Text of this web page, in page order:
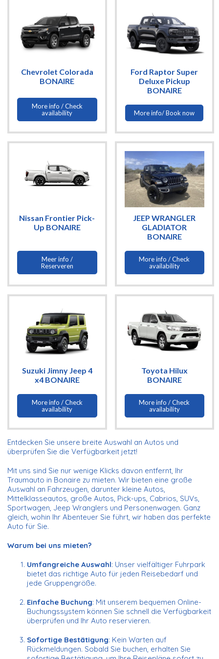
Chevrolet Colorada
BONAIRE
More info / Check
availability
Ford Raptor Super
Deluxe Pickup
BONAIRE
More info/ Book now
Nissan Frontier Pick-
Up BONAIRE
Meer info /
Reserveren
JEEP WRANGLER
GLADIATOR
BONAIRE
More info / Check
availability
Suzuki Jimny Jeep 4
x4 BONAIRE
More info / Check
availability
Toyota Hilux
BONAIRE
More info / Check
availability
Entdecken Sie unsere breite Auswahl an Autos und
überprüfen Sie die Verfügbarkeit jetzt!
Mit uns sind Sie nur wenige Klicks davon entfernt, Ihr
Traumauto in Bonaire zu mieten. Wir bieten eine große
Auswahl an Fahrzeugen, darunter kleine Autos,
Mittelklasseautos, große Autos, Pick-ups, Cabrios, SUVs,
Sportwagen, Jeep Wranglers und Personenwagen. Ganz
gleich, wohin Ihr Abenteuer Sie führt, wir haben das perfekte
Auto für Sie.
Warum bei uns mieten?
Umfangreiche Auswahl: Unser vielfältiger Fuhrpark
bietet das richtige Auto für jeden Reisebedarf und
jede Gruppengröße.
Einfache Buchung: Mit unserem bequemen Online-
Buchungssystem können Sie schnell die Verfügbarkeit
überprüfen und Ihr Auto reservieren.
Sofortige Bestätigung: Kein Warten auf
Rückmeldungen. Sobald Sie buchen, erhalten Sie